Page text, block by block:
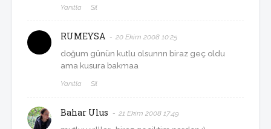
Yanıtla Sil
RUMEYSA 20 Ekim 2008 10:25
doğum günün kutlu olsunnn biraz geç oldu
ama kusura bakmaa
Yanıtla Sil
Bahar Ulus 21 Ekim 2008 17:49